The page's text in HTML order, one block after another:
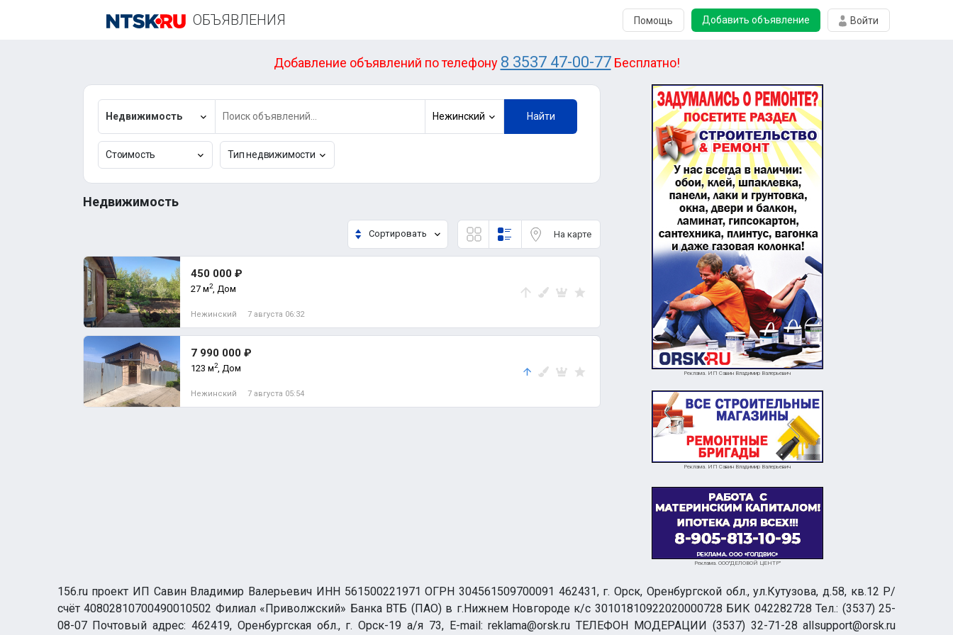
ОБЪЯВЛЕНИЯ Помощь Добавить объявление Войти
Добавление объявлений по телефону 8 3537 47-00-77Бесплатно!
Недвижимость Нежинский Найти
Стоимость Тип недвижимости
Недвижимость
Сортировать На карте
450 000 ₽
27 м2, Дом
Нежинский 7 августа 06:32
7 990 000 ₽
123 м2, Дом
Нежинский 7 августа 05:54
Реклама. ИП Савин Владимир Валерьевич
Реклама. ИП Савин Владимир Валерьевич
Реклама. ООО"ДЕЛОВОЙ ЦЕНТР"
156.ru проект ИП Савин Владимир Валерьевич ИНН 561500221971 ОГРН 304561509700091 462431, г. Орск, Оренбургской обл., ул.Кутузова, д.58, кв.12 Р/
счёт 40802810700490010502 Филиал «Приволжский» Банка ВТБ (ПАО) в г.Нижнем Новгороде к/с 30101810922020000728 БИК 042282728 Тел.: (3537) 25-
08-07 Почтовый адрес: 462419, Оренбургская обл., г. Орск-19 а/я 73, E-mail: reklama@orsk.ru ТЕЛЕФОН МОДЕРАЦИИ (3537) 32-71-28 allsupport@orsk.ru